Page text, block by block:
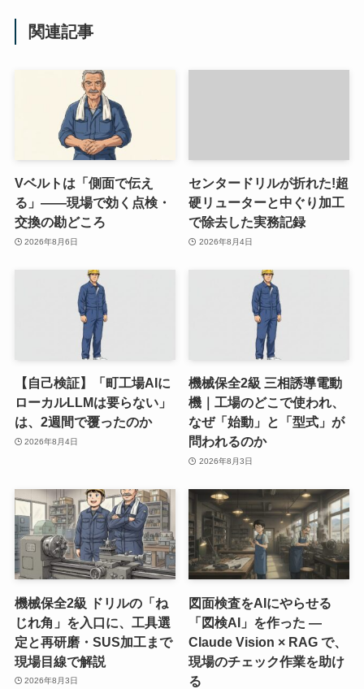
関連記事
Vベルトは「側面で伝え
る」——現場で効く点検・
交換の勘どころ
2026年8月6日
センタードリルが折れた!超
硬リューターと中ぐり加工
で除去した実務記録
2026年8月4日
【自己検証】「町工場AIに
ローカルLLMは要らない」
は、2週間で覆ったのか
2026年8月4日
機械保全2級 三相誘導電動
機｜工場のどこで使われ、
なぜ「始動」と「型式」が
問われるのか
2026年8月3日
機械保全2級 ドリルの「ね
じれ角」を入口に、工具選
定と再研磨・SUS加工まで
現場目線で解説
2026年8月3日
図面検査をAIにやらせる
「図検AI」を作った ―
Claude Vision × RAG で、
現場のチェック作業を助け
る